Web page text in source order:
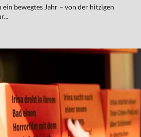
bewegtes Jahr – von der hitzigen